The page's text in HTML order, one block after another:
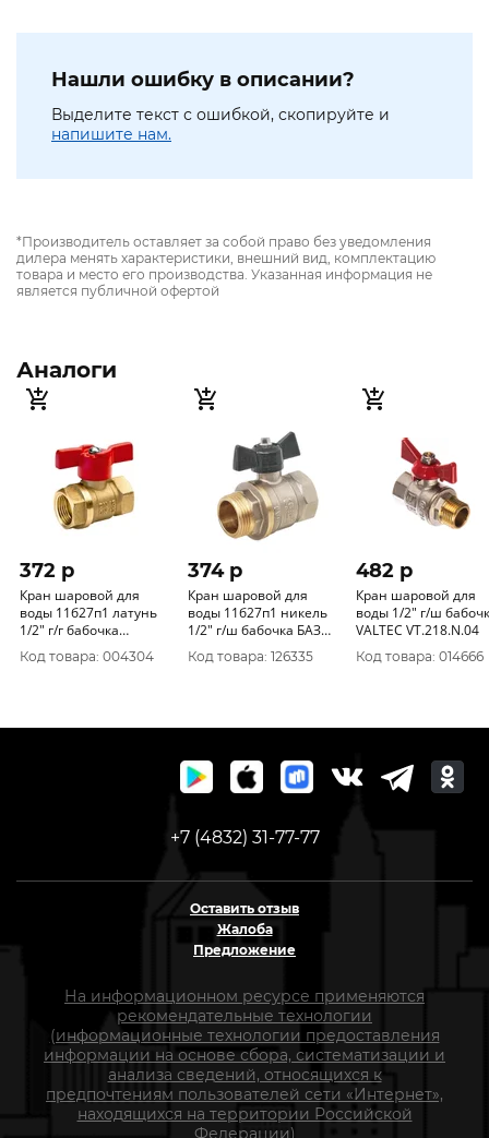
Нашли ошибку в описании?
Выделите текст с ошибкой, скопируйте и
напишите нам.
*Производитель оставляет за собой право без уведомления
дилера менять характеристики, внешний вид, комплектацию
товара и место его производства. Указанная информация не
является публичной офертой
Аналоги
372 p
Кран шаровой для
воды 11б27п1 латунь
1/2" г/г бабочка
БАЗ.А30.1.15 уп.60/1шт.
Код товара: 004304
374 p
Кран шаровой для
воды 11б27п1 никель
1/2" г/ш бабочка БАЗ
Standart PN40 А31.1.15
уп.60/1шт.
Код товара: 126335
482 p
Кран шаровой для
воды 1/2" г/ш бабочка
VALTEC VT.218.N.04
Код товара: 014666
+7 (4832) 31-77-77
Оставить отзыв
Жалоба
Предложение
На информационном ресурсе применяются
рекомендательные технологии
(информационные технологии предоставления
информации на основе сбора, систематизации и
анализа сведений, относящихся к
предпочтениям пользователей сети «Интернет»,
находящихся на территории Российской
Федерации)